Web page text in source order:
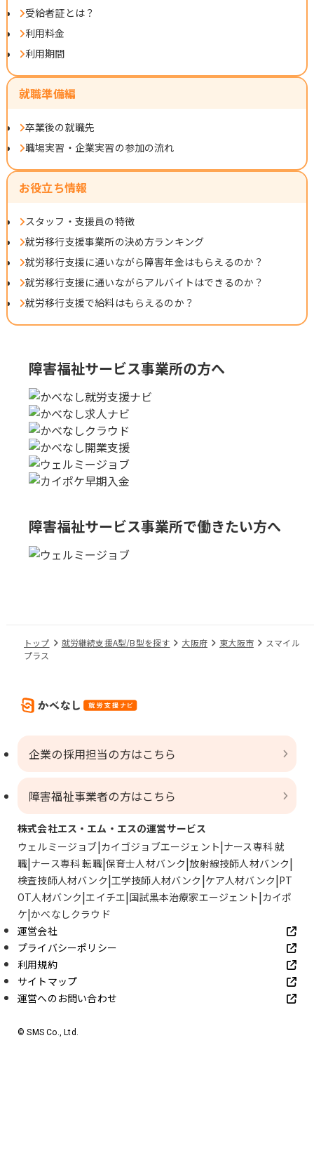
受給者証とは？
利用料金
利用期間
就職準備編
卒業後の就職先
職場実習・企業実習の参加の流れ
お役立ち情報
スタッフ・支援員の特徴
就労移行支援事業所の決め方ランキング
就労移行支援に通いながら障害年金はもらえるのか？
就労移行支援に通いながらアルバイトはできるのか？
就労移行支援で給料はもらえるのか？
障害福祉サービス事業所の方へ
障害福祉サービス事業所で働きたい方へ
トップ 就労継続支援A型/B型を探す 大阪府 東大阪市
スマイル
プラス
企業の採用担当の方はこちら
障害福祉事業者の方はこちら
株式会社エス・エム・エスの運営サービス
ウェルミージョブ カイゴジョブエージェント ナース専科 就
職 ナース専科 転職 保育士人材バンク 放射線技師人材バンク
検査技師人材バンク 工学技師人材バンク ケア人材バンク PT
OT人材バンク エイチエ 国試黒本治療家エージェント カイポ
ケ かべなしクラウド
運営会社
プライバシーポリシー
利用規約
サイトマップ
運営へのお問い合わせ
© SMS Co., Ltd.